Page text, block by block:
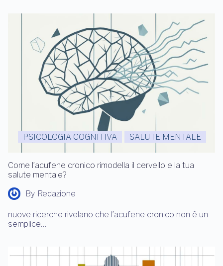
PSICOLOGIA COGNITIVA SALUTE MENTALE
Come l’acufene cronico rimodella il cervello e la tua
salute mentale?
By Redazione
nuove ricerche rivelano che l’acufene cronico non è un
semplice…